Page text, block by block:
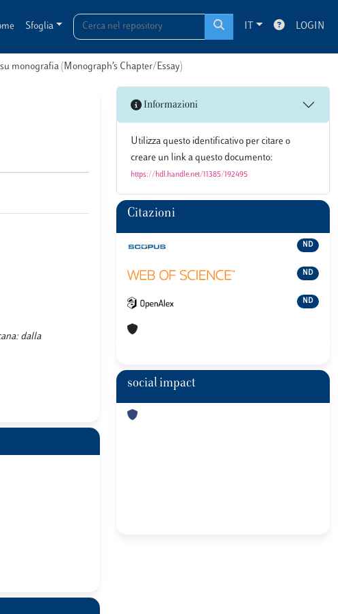
Sfoglia IT LOGIN
monografia (Monograph’s Chapter/Essay)
dalla
Informazioni
Utilizza questo identificativo per citare o
creare un link a questo documento:
https://hdl.handle.net/11385/192495
Citazioni
ND
ND
ND
social impact